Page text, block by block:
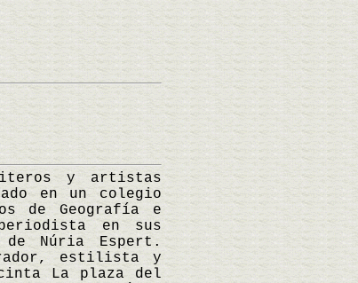
y artistas
en un colegio
de Geografía e
en sus
de Núria Espert.
estilista y
La plaza del